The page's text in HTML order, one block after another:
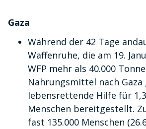
Gaza
Während der 42 Tage
Waffenruhe, die am 19.
WFP mehr als 40.000
Nahrungsmittel nach
lebensrettende Hilfe für
Menschen bereitgestellt.
fast 135.000 Menschen